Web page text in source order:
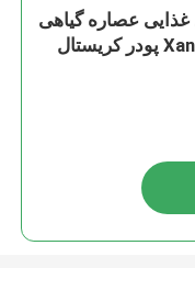
غذایی عصاره گیاهی
خالص Xanthophyll پودر کریستال